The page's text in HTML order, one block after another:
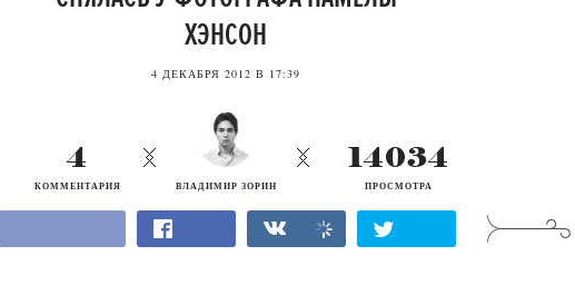
ХЭНСОН
4 ДЕКАБРЯ 2012 В 17:39
ВЛАДИМИР ЗОРИН
4
КОММЕНТАРИЯ
14034
ПРОСМОТРА